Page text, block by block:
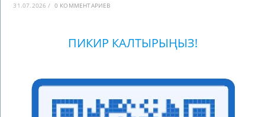
31.07.2026 / 0 КОММЕНТАРИЕВ
ПИКИР КАЛТЫРЫҢЫЗ!